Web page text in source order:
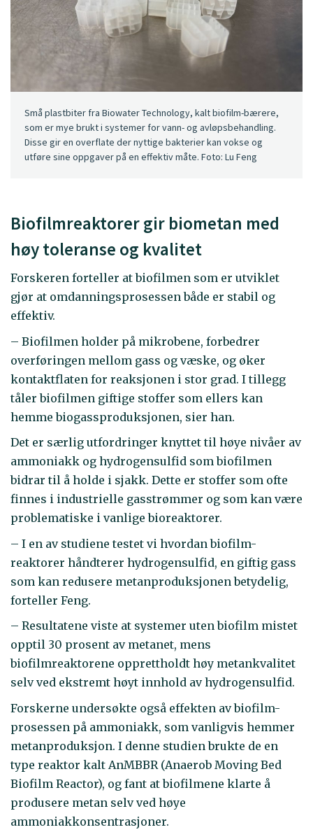
Små plastbiter fra Biowater Technology, kalt biofilm-bærere,
som er mye brukt i systemer for vann- og avløpsbehandling.
Disse gir en overflate der nyttige bakterier kan vokse og
utføre sine oppgaver på en effektiv måte. Foto: Lu Feng
Biofilmreaktorer gir biometan med
høy toleranse og kvalitet
Forskeren forteller at biofilmen som er utviklet
gjør at omdanningsprosessen både er stabil og
effektiv.
– Biofilmen holder på mikrobene, forbedrer
overføringen mellom gass og væske, og øker
kontaktflaten for reaksjonen i stor grad. I tillegg
tåler biofilmen giftige stoffer som ellers kan
hemme biogassproduksjonen, sier han.
Det er særlig utfordringer knyttet til høye nivåer av
ammoniakk og hydrogensulfid som biofilmen
bidrar til å holde i sjakk. Dette er stoffer som ofte
finnes i industrielle gasstrømmer og som kan være
problematiske i vanlige bioreaktorer.
– I en av studiene testet vi hvordan biofilm-
reaktorer håndterer hydrogensulfid, en giftig gass
som kan redusere metanproduksjonen betydelig,
forteller Feng.
– Resultatene viste at systemer uten biofilm mistet
opptil 30 prosent av metanet, mens
biofilmreaktorene opprettholdt høy metankvalitet
selv ved ekstremt høyt innhold av hydrogensulfid.
Forskerne undersøkte også effekten av biofilm-
prosessen på ammoniakk, som vanligvis hemmer
metanproduksjon. I denne studien brukte de en
type reaktor kalt AnMBBR (Anaerob Moving Bed
Biofilm Reactor), og fant at biofilmene klarte å
produsere metan selv ved høye
ammoniakkonsentrasjoner.